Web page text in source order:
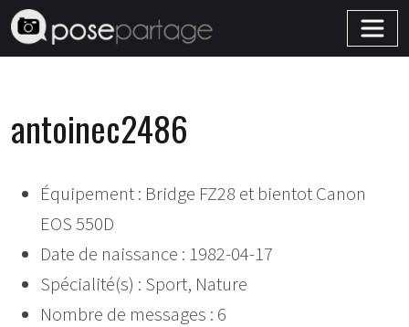
antoinec2486
Équipement : Bridge FZ28 et bientot Canon
EOS 550D
Date de naissance : 1982-04-17
Spécialité(s) : Sport, Nature
Nombre de messages : 6